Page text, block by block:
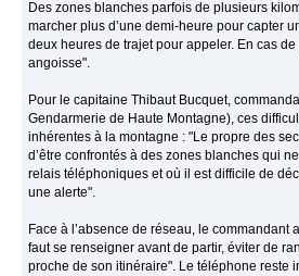
Des zones blanches parfois de plusieurs
marcher plus d’une demi-heure pour capter
deux heures de trajet pour appeler. En cas de
angoisse".
Pour le capitaine Thibaut Bucquet,
Gendarmerie de Haute Montagne), ces
inhérentes à la montagne : "Le propre des
d’être confrontés à des zones blanches qui
relais téléphoniques et où il est difficile de
une alerte".
Face à l’absence de réseau, le commandant
faut se renseigner avant de partir, éviter de
proche de son itinéraire". Le téléphone reste